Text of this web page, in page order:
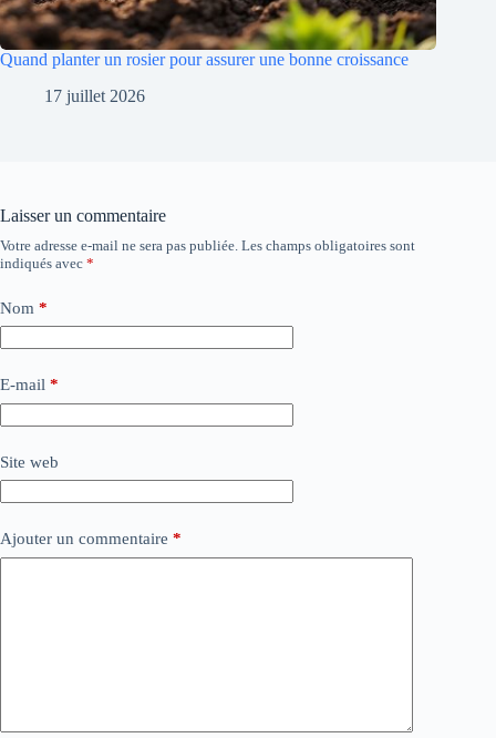
Quand planter un rosier pour assurer une bonne croissance
17 juillet 2026
Laisser un commentaire
Votre adresse e-mail ne sera pas publiée. Les champs obligatoires sont
indiqués avec *
Nom *
E-mail *
Site web
Ajouter un commentaire *